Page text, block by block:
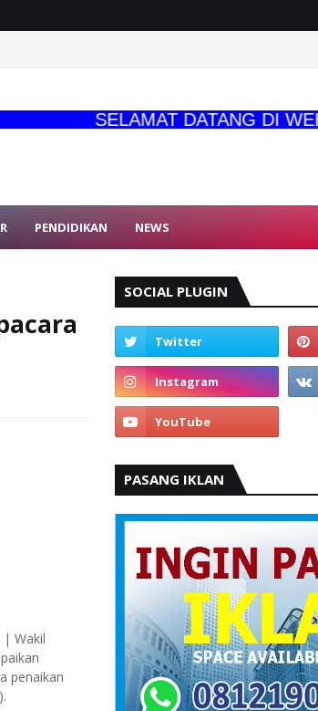
dan Atraksi Prajurit
SELAMAT DATANG DI
PENDIDIKAN NEWS
| Wakil
penaikan
SOCIAL PLUGIN
PASANG IKLAN